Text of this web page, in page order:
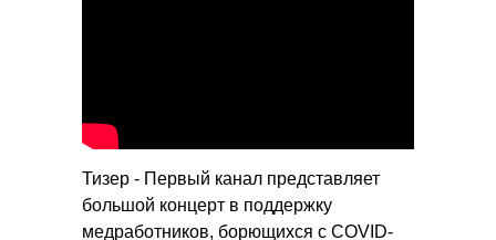
Тизер - Первый канал представляет
большой концерт в поддержку
медработников, борющихся с COVID-